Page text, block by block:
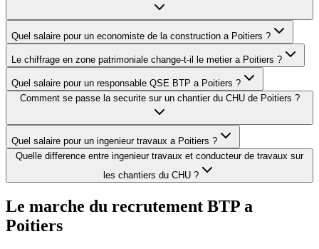
Quel salaire pour un economiste de la construction a Poitiers ?
Le chiffrage en zone patrimoniale change-t-il le metier a Poitiers ?
Quel salaire pour un responsable QSE BTP a Poitiers ?
Comment se passe la securite sur un chantier du CHU de Poitiers ?
Quel salaire pour un ingenieur travaux a Poitiers ?
Quelle difference entre ingenieur travaux et conducteur de travaux sur
les chantiers du CHU ?
Le marche du recrutement BTP a
Poitiers